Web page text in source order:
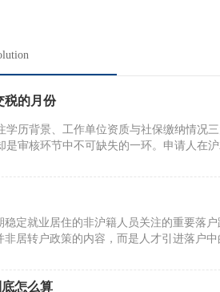
税的月份
学历背景、工作单位资质与社保缴纳情况
是审核环节中不可缺失的一环。申请人在
稳定就业居住的非沪籍人员关注的重要落
非居转户政策的内容，而是人才引进落户中
底怎么算